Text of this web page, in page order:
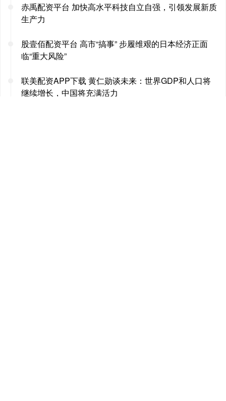
赤禹配资平台 加快高水平科技自立自强，引领发展新质
生产力
股壹佰配资平台 高市“搞事” 步履维艰的日本经济正面
临“重大风险”
联美配资APP下载 黄仁勋谈未来：世界GDP和人口将
继续增长，中国将充满活力